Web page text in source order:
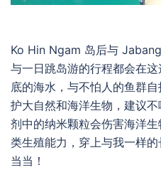
Ko Hin Ngam 岛后与
与一日跳岛游的行程都会在
底的海水，与不怕人的鱼群
护大自然和海洋生物，建议
剂中的纳米颗粒会伤害海洋生
类生殖能力 ，穿上与我一样
当当！